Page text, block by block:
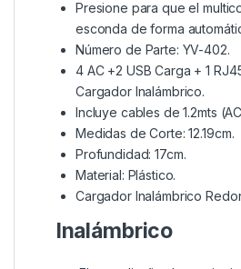
Presione para que el
esconda de forma
Número de Parte: YV-402.
4 AC +2 USB Carga + 1
Cargador Inalámbrico.
Incluye cables de 1.2mts
Medidas de Corte: 12.19cm.
Profundidad: 17cm.
Material: Plástico.
Cargador Inalámbrico
Inalámbrico